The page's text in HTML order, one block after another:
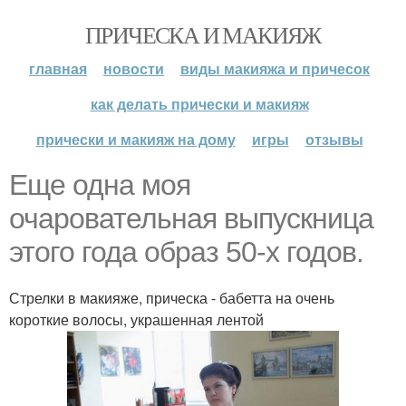
ПРИЧЕСКА И МАКИЯЖ
главная новости
виды макияжа и причесок
как делать прически и макияж
прически и макияж на дому
игры отзывы
Еще одна моя
очаровательная выпускница
этого года образ 50-х годов.
Стрелки в макияже, прическа - бабетта на очень
короткие волосы, украшенная лентой